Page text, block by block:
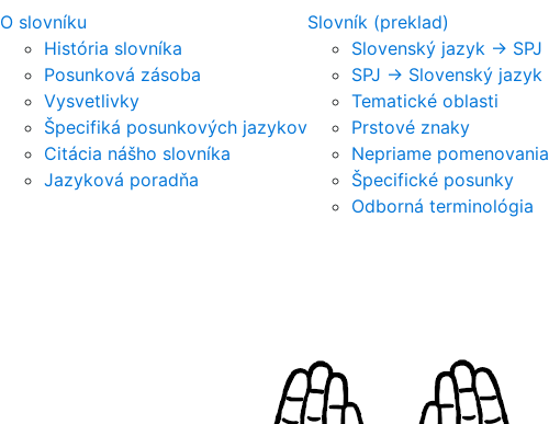
O slovníku
História slovníka
Posunková zásoba
Vysvetlivky
Špecifiká posunkových jazykov
Citácia nášho slovníka
Jazyková poradňa
Slovník (preklad)
Slovenský jazyk -> SPJ
SPJ -> Slovenský jazyk
Tematické oblasti
Prstové znaky
Nepriame pomenovania
Špecifické posunky
Odborná terminológia